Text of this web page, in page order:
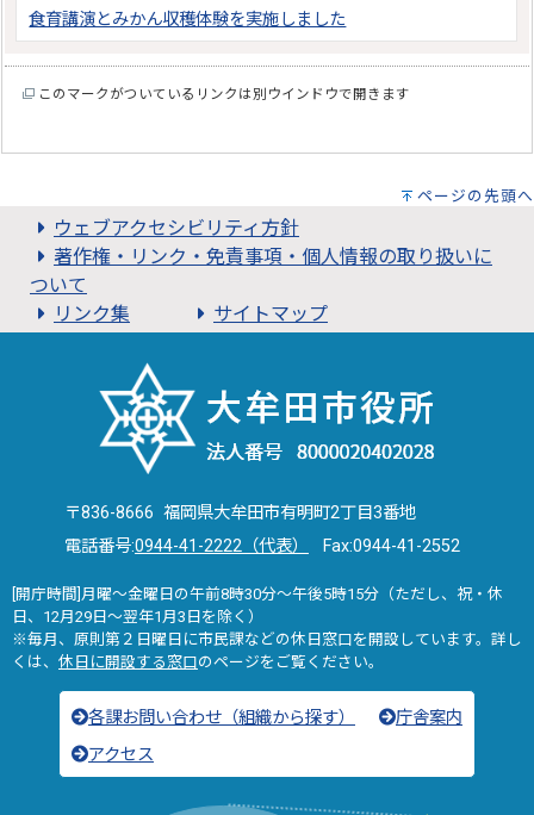
食育講演とみかん収穫体験を実施しました
このマークがついているリンクは別ウインドウで開きます
ページの先頭へ
ウェブアクセシビリティ方針
著作権・リンク・免責事項・個人情報の取り扱いに
ついて
リンク集
サイトマップ
〒836-8666 福岡県大牟田市有明町2丁目3番地
電話番号:0944-41-2222（代表） Fax:0944-41-2552
[開庁時間]月曜～金曜日の午前8時30分～午後5時15分（ただし、祝・休
日、12月29日～翌年1月3日を除く）
※毎月、原則第２日曜日に市民課などの休日窓口を開設しています。詳し
くは、 休日に開設する窓口のページをご覧ください。
各課お問い合わせ（組織から探す）
庁舎案内
アクセス